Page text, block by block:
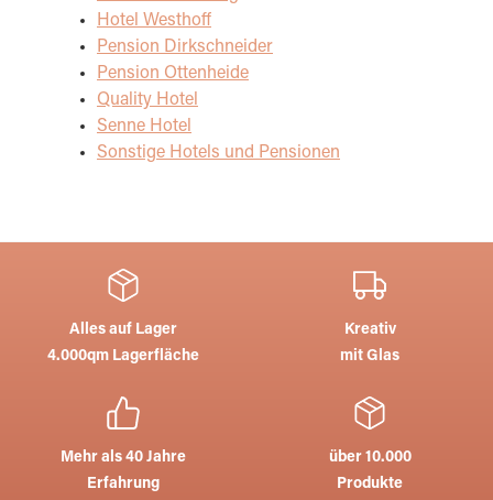
Hotel Westhoff
Pension Dirkschneider
Pension Ottenheide
Quality Hotel
Senne Hotel
Sonstige Hotels und Pensionen
Alles auf Lager
4.000qm Lagerfläche
Kreativ
mit Glas
Mehr als 40 Jahre
Erfahrung
über 10.000
Produkte